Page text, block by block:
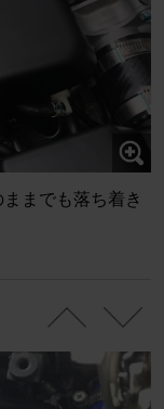
までも落ち着き